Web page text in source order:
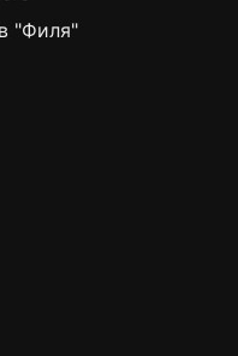
"Филя"